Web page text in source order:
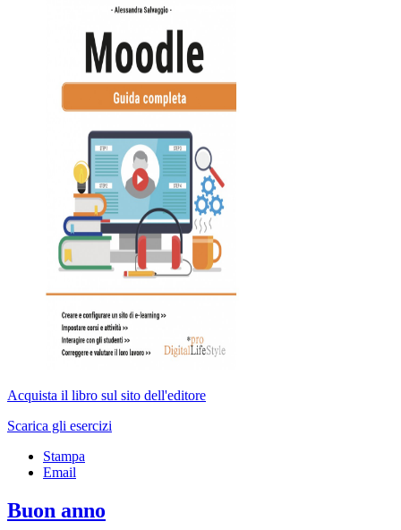
Acquista il libro sul sito dell'editore
Scarica gli esercizi
Stampa
Email
Buon anno